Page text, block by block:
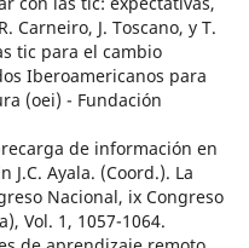
Carneiro, J. Toscano, y T.
tic para el cambio
Iberoamericanos para
(oei) - Fundación
de información en
J.C. Ayala. (Coord.). La
Nacional, ix Congreso
Vol. 1, 1057-1064.